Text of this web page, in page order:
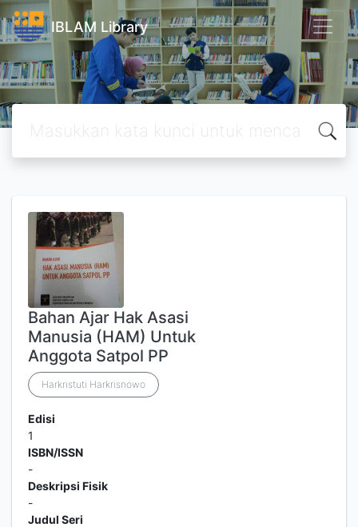
IBLAM Library
Bahan Ajar Hak Asasi
Manusia (HAM) Untuk
Anggota Satpol PP
Harkristuti Harkrisnowo
Edisi
1
ISBN/ISSN
-
Deskripsi Fisik
-
Judul Seri